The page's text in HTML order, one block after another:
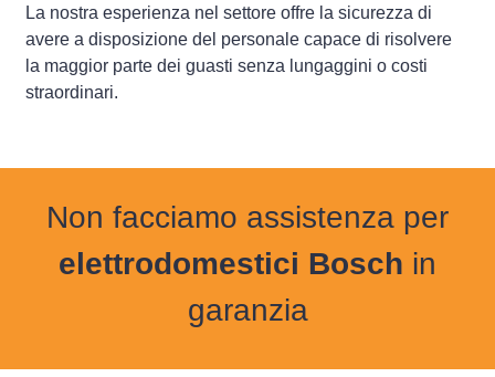
La nostra esperienza nel settore offre la sicurezza di
avere a disposizione del personale capace di risolvere
la maggior parte dei guasti senza lungaggini o costi
straordinari.
Non facciamo assistenza per
elettrodomestici Bosch in
garanzia